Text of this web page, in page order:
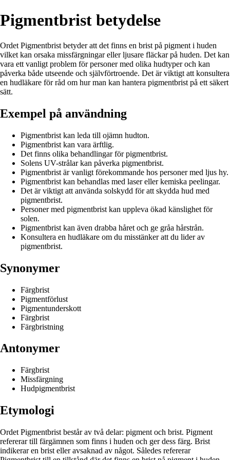
Pigmentbrist betydelse
Ordet Pigmentbrist betyder att det finns en brist på pigment i huden
vilket kan orsaka missfärgningar eller ljusare fläckar på huden. Det kan
vara ett vanligt problem för personer med olika hudtyper och kan
påverka både utseende och självförtroende. Det är viktigt att konsultera
en hudläkare för råd om hur man kan hantera pigmentbrist på ett säkert
sätt.
Exempel på användning
Pigmentbrist kan leda till ojämn hudton.
Pigmentbrist kan vara ärftlig.
Det finns olika behandlingar för pigmentbrist.
Solens UV-strålar kan påverka pigmentbrist.
Pigmentbrist är vanligt förekommande hos personer med ljus hy.
Pigmentbrist kan behandlas med laser eller kemiska peelingar.
Det är viktigt att använda solskydd för att skydda hud med
pigmentbrist.
Personer med pigmentbrist kan uppleva ökad känslighet för
solen.
Pigmentbrist kan även drabba håret och ge gråa hårstrån.
Konsultera en hudläkare om du misstänker att du lider av
pigmentbrist.
Synonymer
Färgbrist
Pigmentförlust
Pigmentunderskott
Färgbrist
Färgbristning
Antonymer
Färgbrist
Missfärgning
Hudpigmentbrist
Etymologi
Ordet Pigmentbrist består av två delar: pigment och brist. Pigment
refererar till färgämnen som finns i huden och ger dess färg. Brist
indikerar en brist eller avsaknad av något. Således refererar